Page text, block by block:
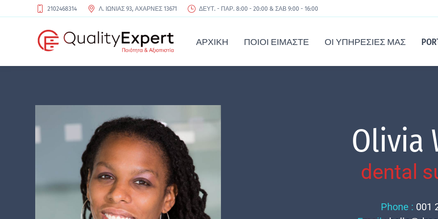
2102468314 Λ. ΙΩΝΙΑΣ 93, ΑΧΑΡΝΕΣ 13671 ΔΕΥΤ. - ΠΑΡ. 8:00 - 20:00 & ΣΑΒ 9:00 - 16:00
ΑΡΧΙΚΉ ΠΟΙΟΙ ΕΊΜΑΣΤΕ ΟΙ ΥΠΗΡΕΣΊΕΣ ΜΑΣ
Olivia
dental
Phone : 001